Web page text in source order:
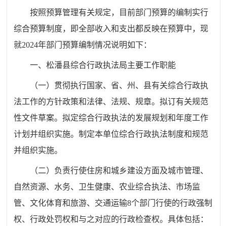
按照预算管理有关规定，目前部门预算的编制实行
综合预算制度，即全部收入和支出都反映在预算中，现
就2024年部门预算编制情况说明如下：
一、松潘县综合行政执法局主要工作职能
（一）贯彻执行国家、省、州、县有关综合行政执
法工作的方针政策和法律、法规、规章。拟订有关规范
性文件草案。拟定综合行政执法的发展规划和年度工作
计划并组织实施。制定本单位综合行政执法制度和规范
并组织实施。
（二）负责行使住房和城乡建设方面及城市管理、
自然资源、水务、卫生健康、农业综合执法、市场监
管、文化体育和旅游、交通运输8个部门行使的行政强制
权、行政处罚权和与之对应的行政检查权。具体包括：